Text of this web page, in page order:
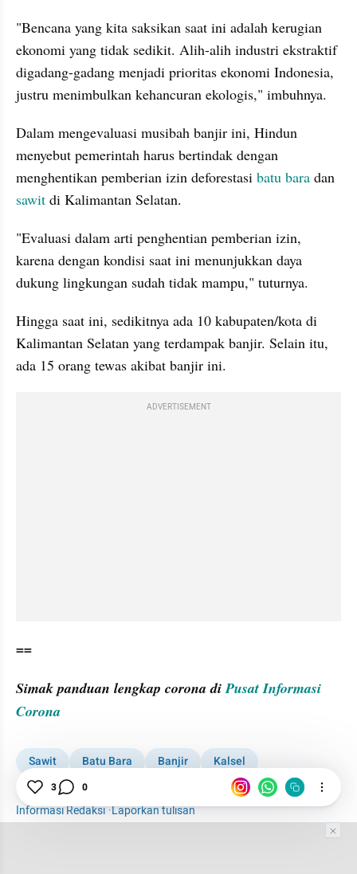
"Bencana yang kita saksikan saat ini adalah kerugian
ekonomi yang tidak sedikit. Alih-alih industri ekstraktif
digadang-gadang menjadi prioritas ekonomi Indonesia,
justru menimbulkan kehancuran ekologis," imbuhnya.
Dalam mengevaluasi musibah banjir ini, Hindun
menyebut pemerintah harus bertindak dengan
menghentikan pemberian izin deforestasi batu bara dan
sawit di Kalimantan Selatan.
"Evaluasi dalam arti penghentian pemberian izin,
karena dengan kondisi saat ini menunjukkan daya
dukung lingkungan sudah tidak mampu," tuturnya.
Hingga saat ini, sedikitnya ada 10 kabupaten/kota di
Kalimantan Selatan yang terdampak banjir. Selain itu,
ada 15 orang tewas akibat banjir ini.
ADVERTISEMENT
==
Simak panduan lengkap corona di Pusat Informasi
Corona
Sawit Batu Bara Banjir
Kalsel
Greenpeace
Informasi Redaksi·Laporkan tulisan
3 0